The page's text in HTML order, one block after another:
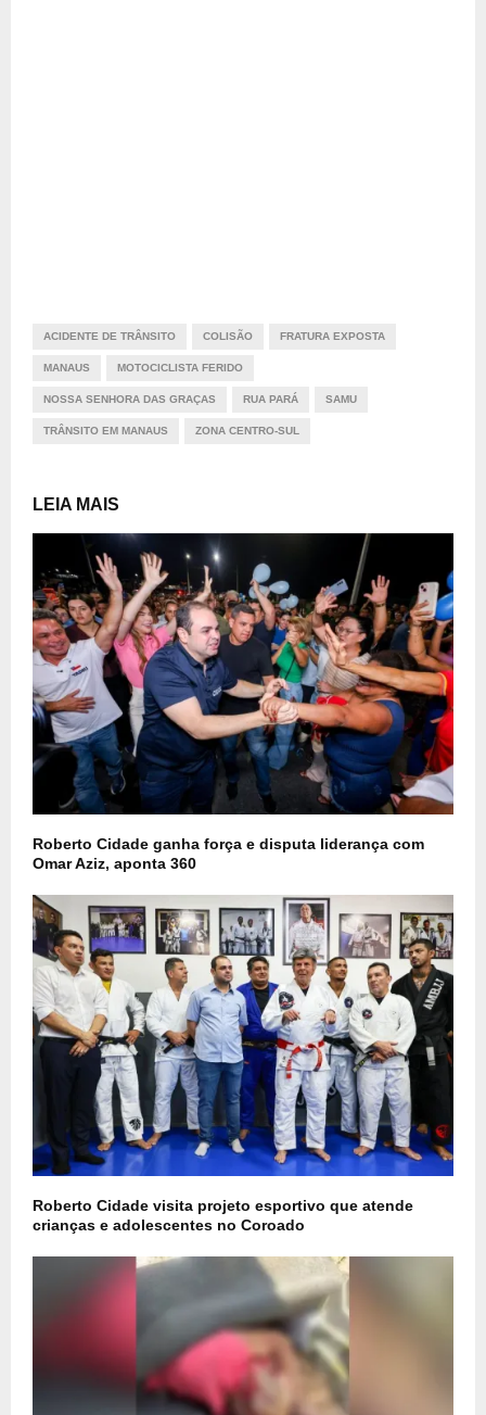
ACIDENTE DE TRÂNSITO COLISÃO FRATURA EXPOSTA
MANAUS MOTOCICLISTA FERIDO
NOSSA SENHORA DAS GRAÇAS RUA PARÁ SAMU
TRÂNSITO EM MANAUS ZONA CENTRO-SUL
LEIA MAIS
Roberto Cidade ganha força e disputa liderança com
Omar Aziz, aponta 360
Roberto Cidade visita projeto esportivo que atende
crianças e adolescentes no Coroado